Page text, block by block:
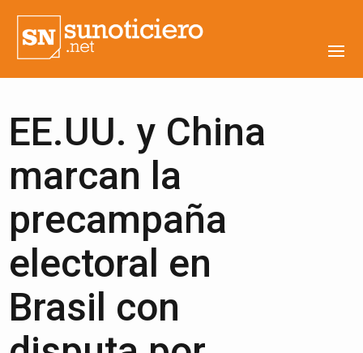
EE.UU. y China
marcan la
precampaña
electoral en
Brasil con